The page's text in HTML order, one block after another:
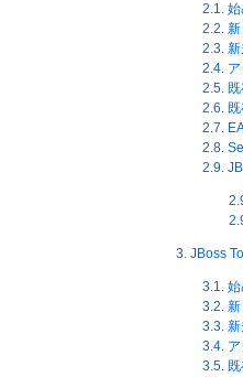
2.1.
2.2.
2.3.
2.4.
2.5.
2.6.
2.7.
2.8.
2.9.
3. JBoss
3.1.
3.2.
3.3.
3.4.
3.5.